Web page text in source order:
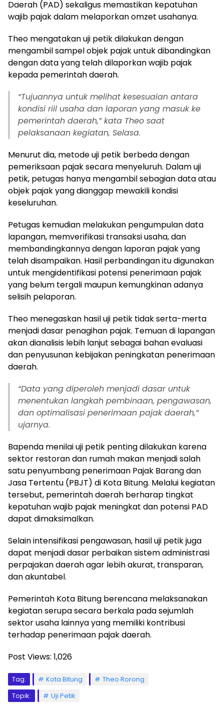
Daerah (PAD) sekaligus memastikan kepatuhan
wajib pajak dalam melaporkan omzet usahanya.
Theo mengatakan uji petik dilakukan dengan
mengambil sampel objek pajak untuk dibandingkan
dengan data yang telah dilaporkan wajib pajak
kepada pemerintah daerah.
“Tujuannya untuk melihat kesesuaian antara
kondisi riil usaha dan laporan yang masuk ke
pemerintah daerah,” kata Theo saat
pelaksanaan kegiatan, Selasa.
Menurut dia, metode uji petik berbeda dengan
pemeriksaan pajak secara menyeluruh. Dalam uji
petik, petugas hanya mengambil sebagian data atau
objek pajak yang dianggap mewakili kondisi
keseluruhan.
Petugas kemudian melakukan pengumpulan data
lapangan, memverifikasi transaksi usaha, dan
membandingkannya dengan laporan pajak yang
telah disampaikan. Hasil perbandingan itu digunakan
untuk mengidentifikasi potensi penerimaan pajak
yang belum tergali maupun kemungkinan adanya
selisih pelaporan.
Theo menegaskan hasil uji petik tidak serta-merta
menjadi dasar penagihan pajak. Temuan di lapangan
akan dianalisis lebih lanjut sebagai bahan evaluasi
dan penyusunan kebijakan peningkatan penerimaan
daerah.
“Data yang diperoleh menjadi dasar untuk
menentukan langkah pembinaan, pengawasan,
dan optimalisasi penerimaan pajak daerah,”
ujarnya.
Bapenda menilai uji petik penting dilakukan karena
sektor restoran dan rumah makan menjadi salah
satu penyumbang penerimaan Pajak Barang dan
Jasa Tertentu (PBJT) di Kota Bitung. Melalui kegiatan
tersebut, pemerintah daerah berharap tingkat
kepatuhan wajib pajak meningkat dan potensi PAD
dapat dimaksimalkan.
Selain intensifikasi pengawasan, hasil uji petik juga
dapat menjadi dasar perbaikan sistem administrasi
perpajakan daerah agar lebih akurat, transparan,
dan akuntabel.
Pemerintah Kota Bitung berencana melaksanakan
kegiatan serupa secara berkala pada sejumlah
sektor usaha lainnya yang memiliki kontribusi
terhadap penerimaan pajak daerah.
Post Views: 1,026
Tag: Kota Bitung
Theo Rorong
Topik:
Uji Petik